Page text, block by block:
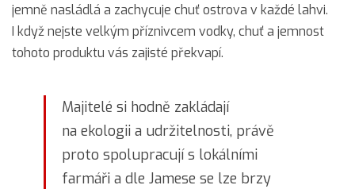
jemně nasládlá a zachycuje chuť ostrova v každé lahvi.
I když nejste velkým příznivcem vodky, chuť a jemnost
tohoto produktu vás zajisté překvapí.
Majitelé si hodně zakládají
na ekologii a udržitelnosti, právě
proto spolupracují s lokálními
farmáři a dle Jamese se lze brzy